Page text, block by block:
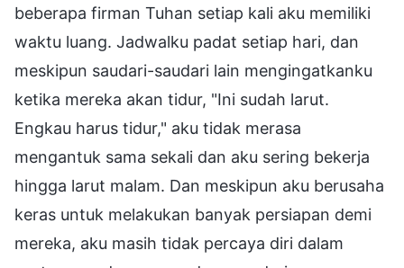
beberapa firman Tuhan setiap kali aku memiliki
waktu luang. Jadwalku padat setiap hari, dan
meskipun saudari-saudari lain mengingatkanku
ketika mereka akan tidur, "Ini sudah larut.
Engkau harus tidur," aku tidak merasa
mengantuk sama sekali dan aku sering bekerja
hingga larut malam. Dan meskipun aku berusaha
keras untuk melakukan banyak persiapan demi
mereka, aku masih tidak percaya diri dalam